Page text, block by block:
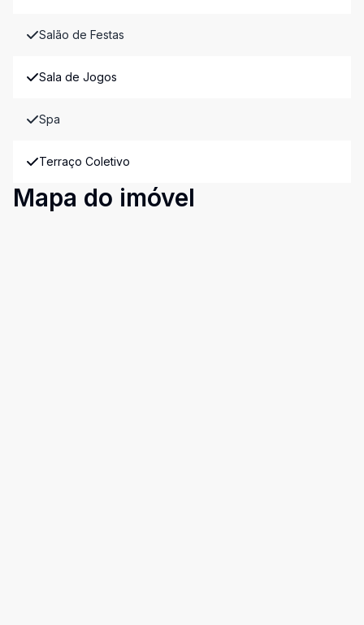
Salão de Festas
Sala de Jogos
Spa
Terraço Coletivo
Mapa do imóvel